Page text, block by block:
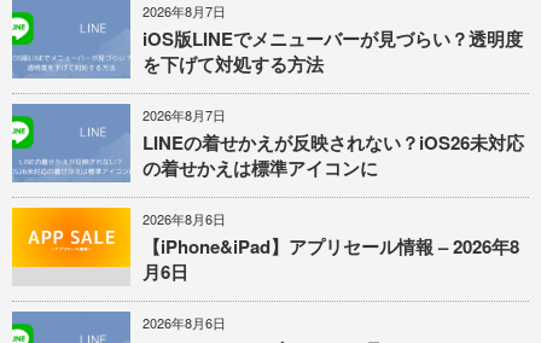
2026年8月7日
iOS版LINEでメニューバーが見づらい？透明度
を下げて対処する方法
2026年8月7日
LINEの着せかえが反映されない？iOS26未対応
の着せかえは標準アイコンに
2026年8月6日
【iPhone&iPad】アプリセール情報 – 2026年8
月6日
2026年8月6日